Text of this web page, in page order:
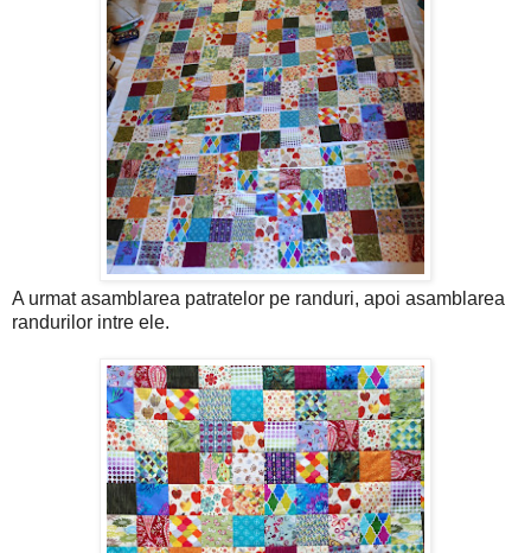
A urmat asamblarea patratelor pe randuri, apoi asamblarea
randurilor intre ele.